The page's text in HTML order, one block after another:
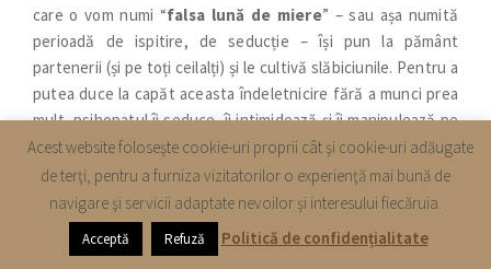
care o vom numi “falsa lună de miere” – sau așa numită
perioadă de ispitire, de seducție – își pun la pământ
partenerii (și pe toți ceilalți) și le cultivă slăbiciunile. Pentru a
putea duce la capăt aceasta îndeletnicire fără a munci prea
mult, psihopatul îi seduce, îi intimidează și îi manipulează pe
cei din jur, colegi de serviciu sau prieteni. Pentru a se
îmbogăţi nu se dau înapoi de la a comite fraude. În general
vorbind, psihopații nu se pot opri la nimic și la nimeni, pentru
că au nevoie constantă să-și schimbe interesul. Mai
devreme sau mai târziu oricum vor simți insatisfacție, se vor
Acest website foloseşte cookie-uri proprii cât şi cookie-uri adăugate
de terţi, pentru a furniza vizitatorilor o experienţă mai bună de
navigare şi servicii adaptate nevoilor şi interesului fiecăruia.
Acceptă Refuză Politică de confidențialitate